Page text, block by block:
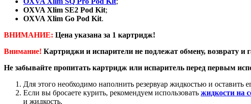
OXVA Xlim SE2 Pod Kit;
OXVA Xlim Go Pod Kit.
ВНИМАНИЕ: Цена указана за 1 картридж!
Внимание! Картриджи и испарители не подлежат обмену, возврату и
Не забывайте пропитать картридж или испаритель перед первым
Для этого необходимо наполнить резервуар жидкостью и оставить
Если вы бросаете курить, рекомендуем использовать жидкости на
и жидкость.